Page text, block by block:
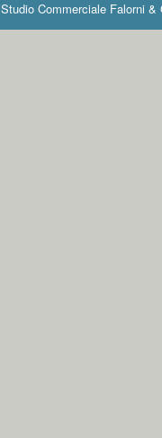
Studio Commerciale Falorni